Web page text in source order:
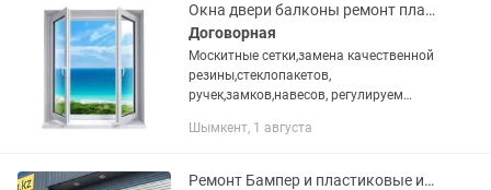
Окна двери балконы ремонт пластиковых алюминиевых изделий сборка установка
Договорная
Москитные сетки,замена качественной
резины,стеклопакетов,
ручек,замков,навесов, регулируем
монтаж демонтаж пластиковых
вашему дому!
Шымкент, 1 августа
Ремонт Бампер и пластиковые изделия до шпатлевки